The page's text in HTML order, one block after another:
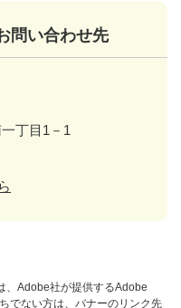
問い合わせ先
丁目1－1
、Adobe社が提供するAdobe
でない方は、バナーのリンク先